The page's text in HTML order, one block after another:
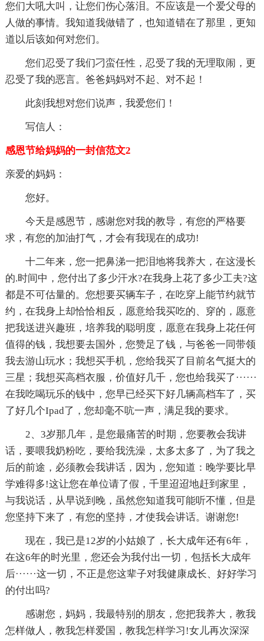
您们大吼大叫，让您们伤心落泪。不应该是一个爱父母的
人做的事情。我知道我做错了，也知道错在了那里，更知
道以后该如何对您们。
您们忍受了我们刁蛮任性，忍受了我的无理取闹，更
忍受了我的恶言。爸爸妈妈对不起、对不起！
此刻我想对您们说声，我爱您们！
写信人：
感恩节给妈妈的一封信范文2
亲爱的妈妈：
您好。
今天是感恩节，感谢您对我的教导，有您的严格要
求，有您的加油打气，才会有我现在的成功!
十二年来，您一把鼻涕一把泪地将我养大，在这漫长
的.时间中，您付出了多少汗水?在我身上花了多少工夫?这
都是不可估量的。您想要买辆车子，在吃穿上能节约就节
约，在我身上却恰恰相反，愿意给我买吃的、穿的，愿意
把我送进兴趣班，培养我的聪明度，愿意在我身上花任何
值得的钱，我想要去国外，您赞足了钱，与爸爸一同带领
我去游山玩水；我想买手机，您给我买了目前名气挺大的
三星；我想买高档衣服，价值好几千，您也给我买了······
在我吃喝玩乐的钱中，您早已经买下好几辆高档车了，买
了好几个Ipad了，您却毫不吭一声，满足我的要求。
2、3岁那几年，是您最痛苦的时期，您要教会我讲
话，要喂我奶粉吃，要给我洗澡，太多太多了，为了我之
后的前途，必须教会我讲话，因为，您知道：晚学要比早
学难得多!这让您在单位请了假，千里迢迢地赶到家里，
与我说话，从早说到晚，虽然您知道我可能听不懂，但是
您坚持下来了，有您的坚持，才使我会讲话。谢谢您!
现在，我已是12岁的小姑娘了，长大成年还有6年，
在这6年的时光里，您还会为我付出一切，包括长大成年
后······这一切，不正是您这辈子对我健康成长、好好学习
的付出吗?
感谢您，妈妈，我最特别的朋友，您把我养大，教我
怎样做人，教我怎样爱国，教我怎样学习!女儿再次深深